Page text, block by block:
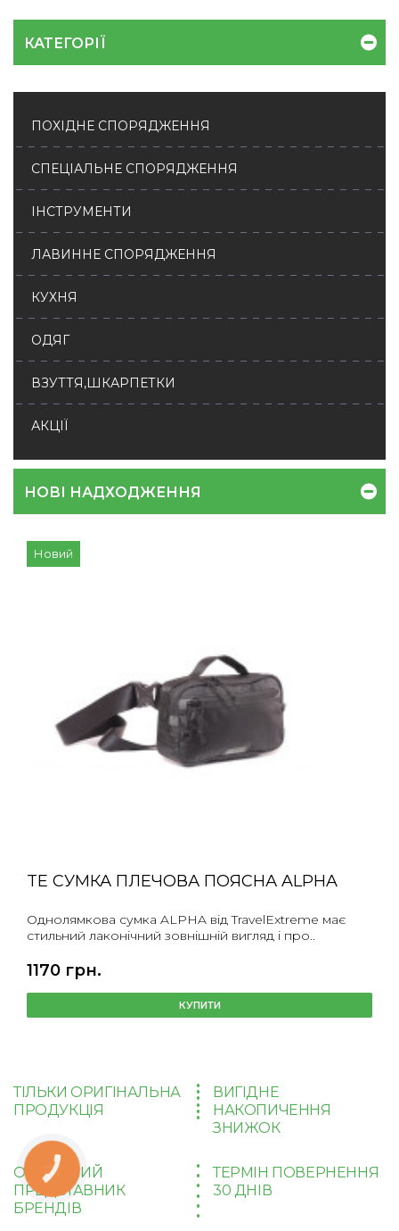
КАТЕГОРІЇ
ПОХІДНЕ СПОРЯДЖЕННЯ
СПЕЦІАЛЬНЕ СПОРЯДЖЕННЯ
ІНСТРУМЕНТИ
ЛАВИННЕ СПОРЯДЖЕННЯ
КУХНЯ
ОДЯГ
ВЗУТТЯ,ШКАРПЕТКИ
АКЦІЇ
НОВІ НАДХОДЖЕННЯ
Новий
TE СУМКА ПЛЕЧОВА ПОЯСНА ALPHA
Однолямкова сумка ALPHA від TravelExtreme має
стильний лаконічний зовнішній вигляд і про..
1170 грн.
КУПИТИ
ТІЛЬКИ ОРИГІНАЛЬНА
ПРОДУКЦІЯ
ВИГІДНЕ
НАКОПИЧЕННЯ
ЗНИЖОК
ОФІЦІЙНИЙ
ПРЕДСТАВНИК
БРЕНДІВ
ТЕРМІН ПОВЕРНЕННЯ
30 ДНІВ
КНОПКА
ЗВ'ЯЗКУ